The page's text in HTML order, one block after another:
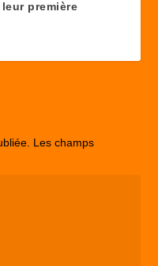
leur première
Les champs